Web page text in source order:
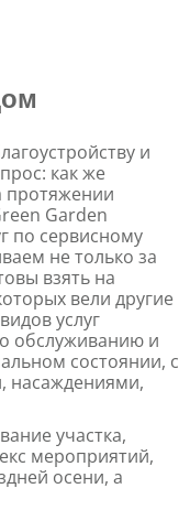
и
как же
протяжении
Garden
по сервисному
не только за
взять на
вели другие
услуг
обслуживанию и
состоянии, с
насаждениями,
участка,
мероприятий,
осени, а